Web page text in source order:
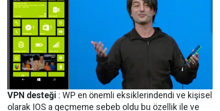
VPN desteği : WP en önemli eksiklerindendi ve kişisel
olarak IOS a geçmeme sebeb oldu bu özellik ile ve